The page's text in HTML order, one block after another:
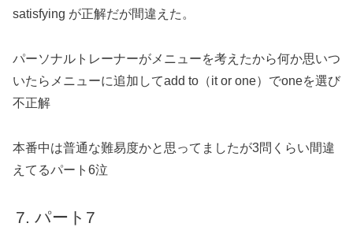
satisfying が正解だが間違えた。
パーソナルトレーナーがメニューを考えたから何か思いつ
いたらメニューに追加してadd to（it or one）でoneを選び
不正解
本番中は普通な難易度かと思ってましたが3問くらい間違
えてるパート6泣
パート7